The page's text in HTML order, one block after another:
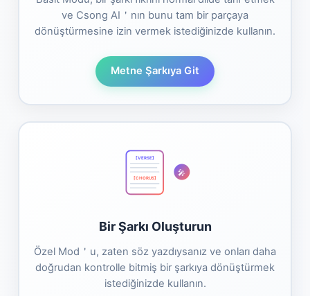
ve Csong AI＇nın bunu tam bir parçaya
dönüştürmesine izin vermek istediğinizde kullanın.
Metne Şarkıya Git
[VERSE]
[CHORUS] 🎤
Bir Şarkı Oluşturun
Özel Mod＇u, zaten söz yazdıysanız ve onları daha
doğrudan kontrolle bitmiş bir şarkıya dönüştürmek
istediğinizde kullanın.